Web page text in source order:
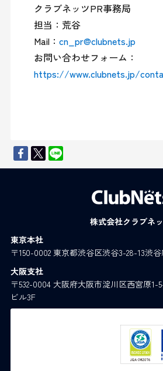
クラブネッツPR事務局
担当：荒谷
Mail： cn_pr@clubnets.jp
お問い合わせフォーム：
https://www.clubnets.jp/
株式会社クラブネ
東京本社
〒150-0002 東京都渋谷区渋谷3-28-13渋
大阪支社
〒532-0004 大阪府大阪市淀川区西宮原1-
ビル3F